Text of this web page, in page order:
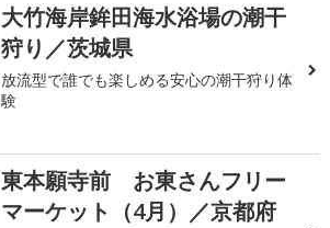
大竹海岸鉾田海水浴場の潮干
狩り／茨城県
放流型で誰でも楽しめる安心の潮干狩り体
験
東本願寺前 お東さんフリー
マーケット（4月）／京都府